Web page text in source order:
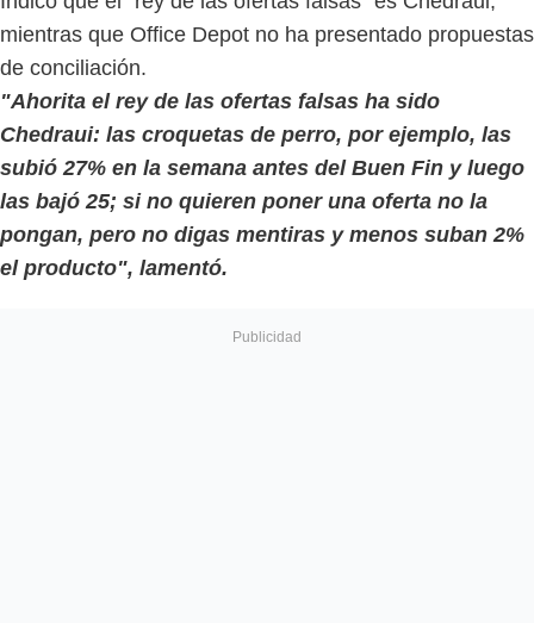
mientras que Office Depot no ha presentado propuestas
de conciliación.
"Ahorita el rey de las ofertas falsas ha sido
Chedraui: las croquetas de perro, por ejemplo, las
subió 27% en la semana antes del Buen Fin y luego
las bajó 25; si no quieren poner una oferta no la
pongan, pero no digas mentiras y menos suban 2%
el producto", lamentó.